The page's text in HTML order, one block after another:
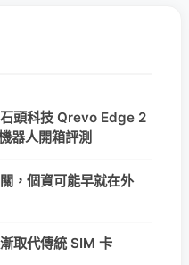
頭科技 Qrevo Edge 2
器人開箱評測
，個資可能早就在外
取代傳統 SIM 卡